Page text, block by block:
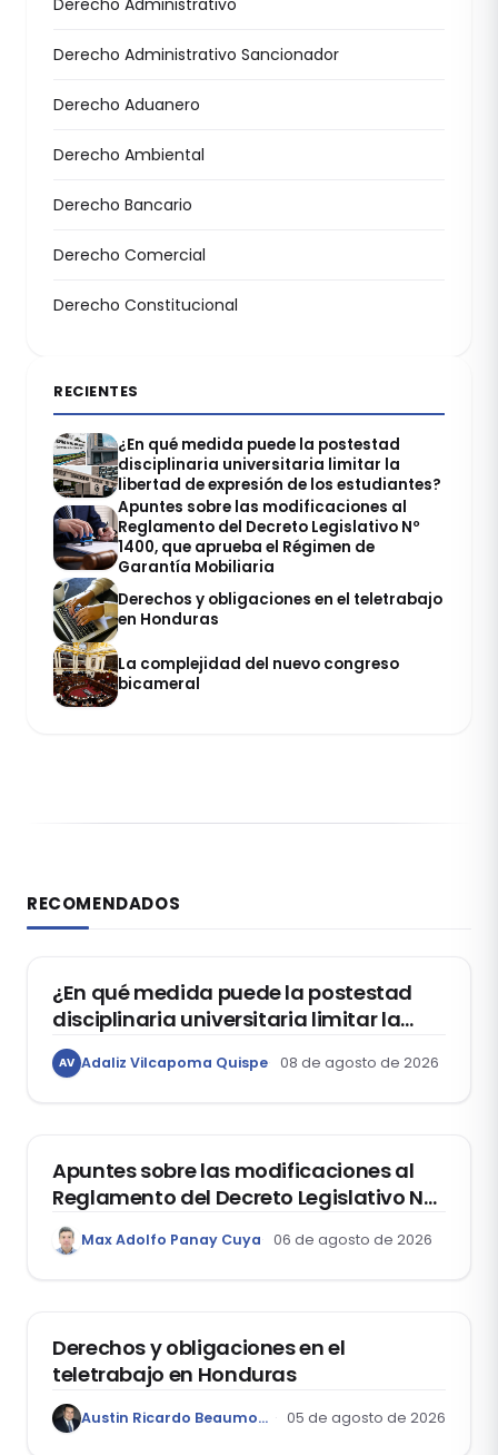
Derecho Administrativo
Derecho Administrativo Sancionador
Derecho Aduanero
Derecho Ambiental
Derecho Bancario
Derecho Comercial
Derecho Constitucional
RECIENTES
¿En qué medida puede la postestad
disciplinaria universitaria limitar la
libertad de expresión de los estudiantes?
Apuntes sobre las modificaciones al
Reglamento del Decreto Legislativo Nº
1400, que aprueba el Régimen de
Garantía Mobiliaria
Derechos y obligaciones en el teletrabajo
en Honduras
La complejidad del nuevo congreso
bicameral
RECOMENDADOS
DERECHO CONSTITUCIONAL
¿En qué medida puede la postestad
disciplinaria universitaria limitar la
libertad de expresión de los
estudiantes?
AV Adaliz Vilcapoma Quispe 08 de agosto de 2026
Apuntes sobre las modificaciones al
Reglamento del Decreto Legislativo Nº
1400, que aprueba el Régimen de
Garantía Mobiliaria
Max Adolfo Panay Cuya 06 de agosto de 2026
Derechos y obligaciones en el
teletrabajo en Honduras
Austin Ricardo Beaumont Rivera 05 de agosto de 2026